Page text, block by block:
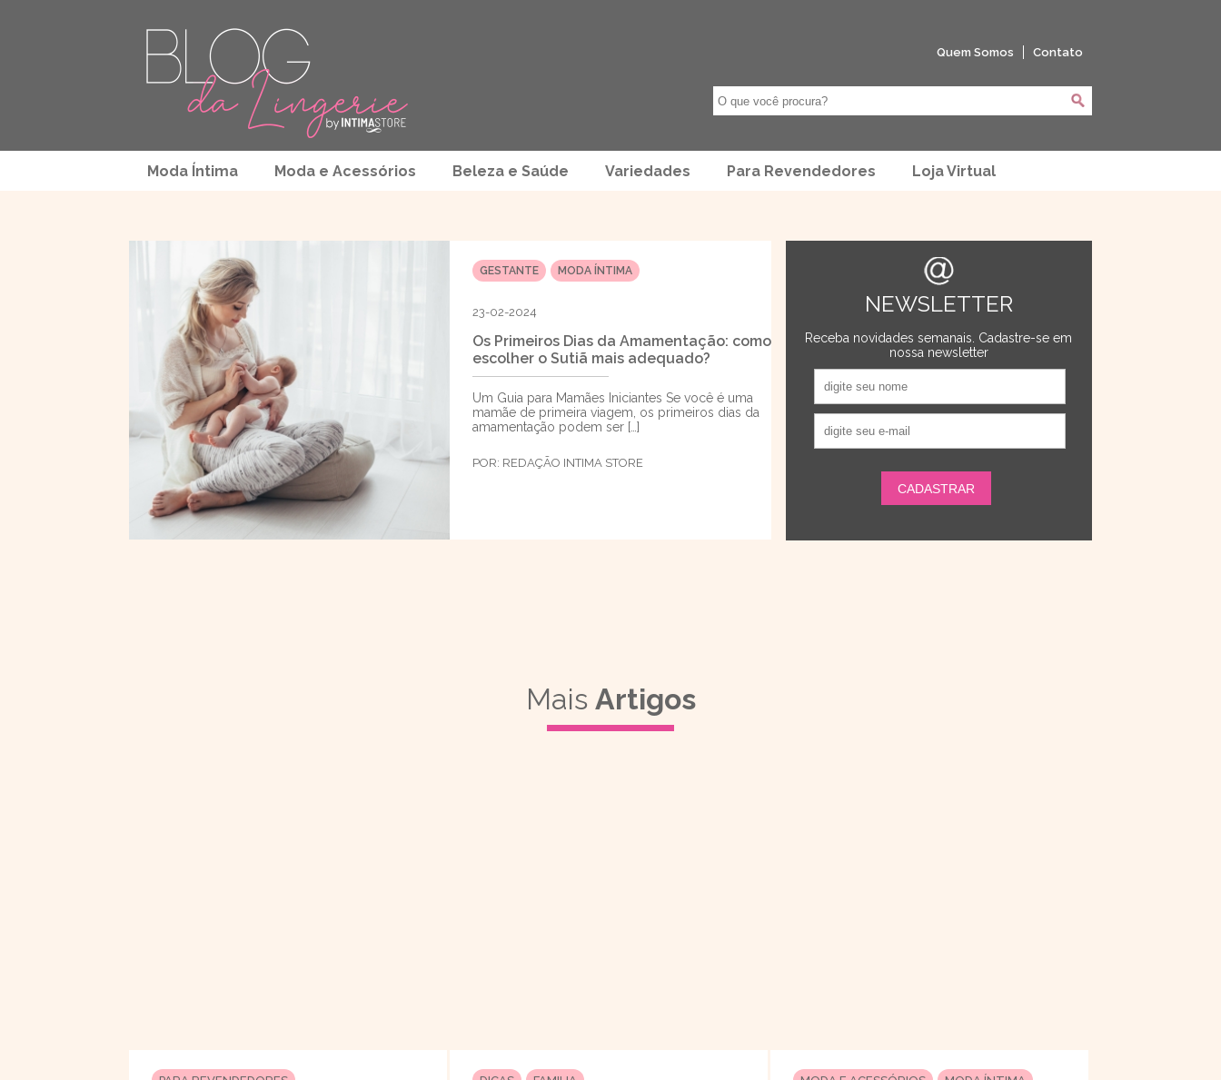
Quem Somos Contato
Moda Íntima Moda e Acessórios Beleza e Saúde Variedades Para Revendedores Loja Virtual
GESTANTE MODA ÍNTIMA
23-02-2024
Os Primeiros Dias da Amamentação: como
escolher o Sutiã mais adequado?
Um Guia para Mamães Iniciantes Se você é uma
mamãe de primeira viagem, os primeiros dias da
amamentação podem ser […]
POR: REDAÇÃO INTIMA STORE
NEWSLETTER
Receba novidades semanais. Cadastre-se em
nossa newsletter
Mais Artigos